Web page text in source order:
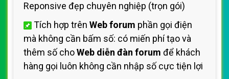
Reponsive đẹp chuyên nghiệp (trọn gói)
Tích hợp trên Web forum phần gọi điện
mà không cần bấm số: có miến phí tạo và
thêm số choWeb diễn đàn forum để khách
hàng gọi luôn không cần nhập số cực tiện lợi